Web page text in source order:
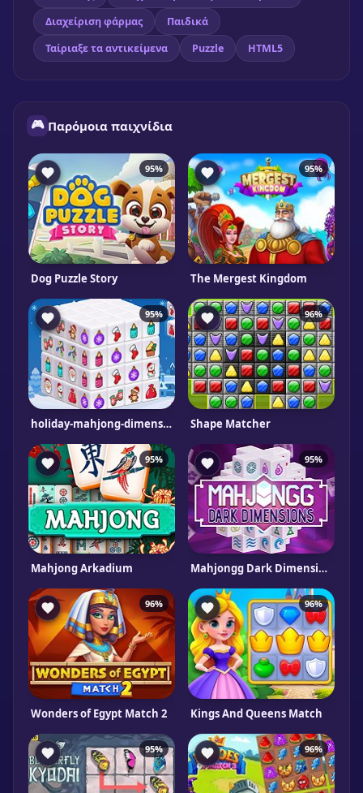
Διαχείριση φάρμας
Παιδικά
Ταίριαξε τα αντικείμενα
Puzzle HTML5
🎮 Παρόμοια παιχνίδια
95%
Dog Puzzle Story
95%
The Mergest Kingdom
95%
holiday-mahjong-dimensions
96%
Shape Matcher
95%
Mahjong Arkadium
95%
Mahjongg Dark Dimensions Triple Time
96%
Wonders of Egypt Match 2
96%
Kings And Queens Match
95% 96%